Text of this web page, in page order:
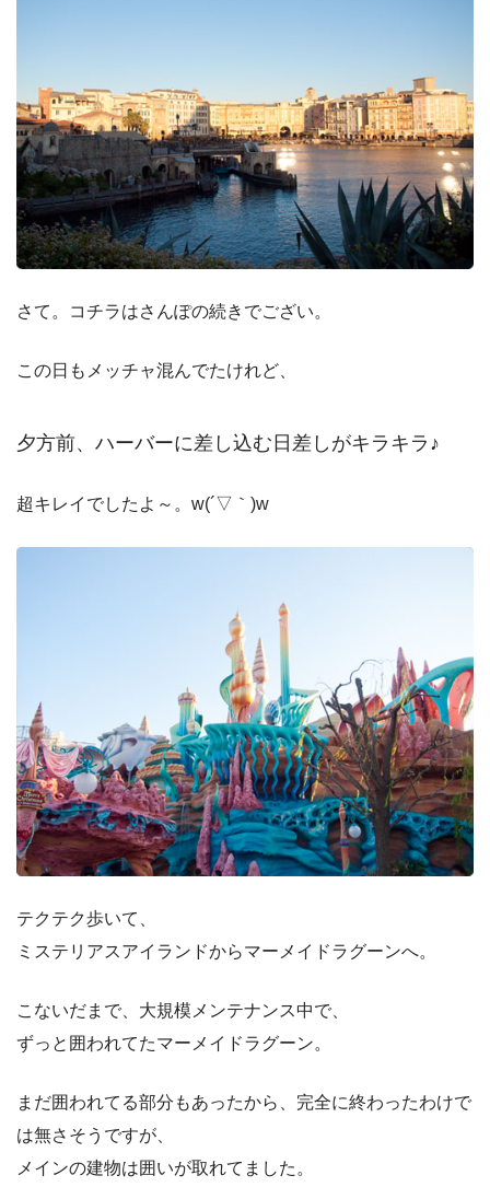
さて。コチラはさんぽの続きでござい。
この日もメッチャ混んでたけれど、
夕方前、ハーバーに差し込む日差しがキラキラ♪
超キレイでしたよ～。w(´▽｀)w
テクテク歩いて、
ミステリアスアイランドからマーメイドラグーンへ。
こないだまで、大規模メンテナンス中で、
ずっと囲われてたマーメイドラグーン。
まだ囲われてる部分もあったから、完全に終わったわけで
は無さそうですが、
メインの建物は囲いが取れてました。